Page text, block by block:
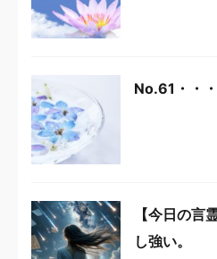
No.61・・
【今日の言
し強い。